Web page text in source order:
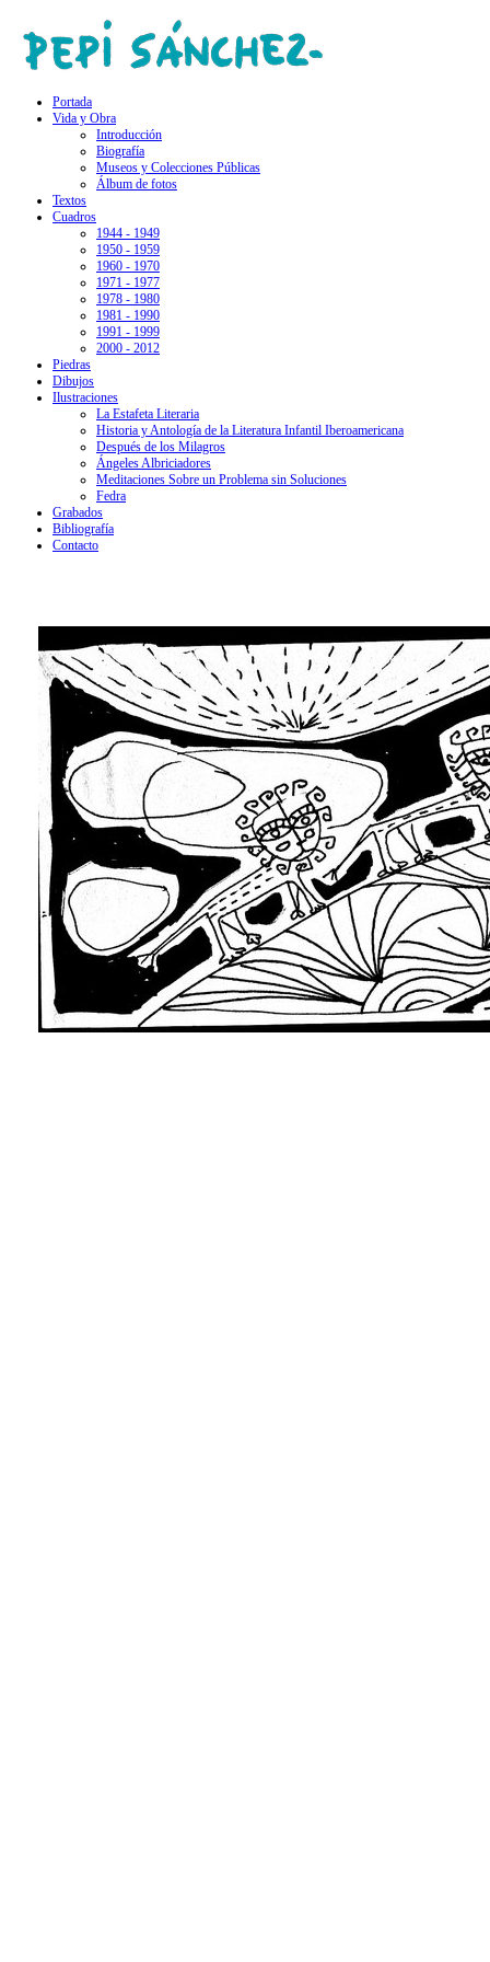
Portada
Vida y Obra
Introducción
Biografía
Museos y Colecciones Públicas
Álbum de fotos
Textos
Cuadros
1944 - 1949
1950 - 1959
1960 - 1970
1971 - 1977
1978 - 1980
1981 - 1990
1991 - 1999
2000 - 2012
Piedras
Dibujos
Ilustraciones
La Estafeta Literaria
Historia y Antología de la Literatura Infantil Iberoamericana
Después de los Milagros
Ángeles Albriciadores
Meditaciones Sobre un Problema sin Soluciones
Fedra
Grabados
Bibliografía
Contacto